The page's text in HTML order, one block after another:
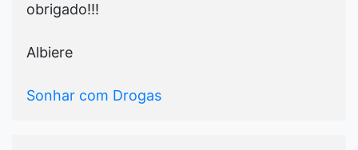
obrigado!!!
Albiere
Sonhar com Drogas